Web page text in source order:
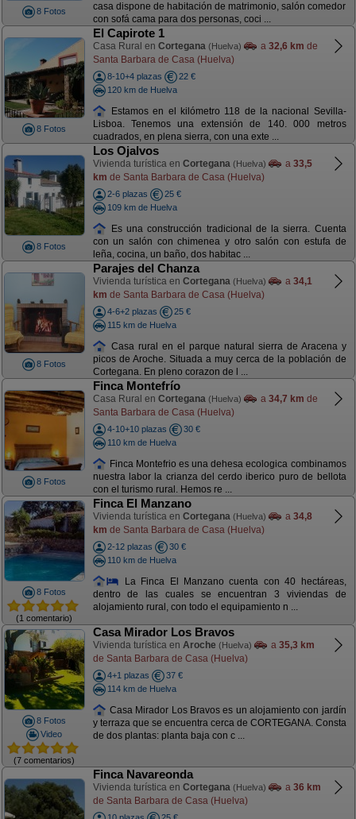
8 Fotos
casa dispone de habitación de matrimonio, salón comedor
con sofá cama para dos personas, coci ...
8 Fotos
El Capirote 1
Casa Rural en Cortegana (Huelva) a 32,6 km de
Santa Barbara de Casa (Huelva)
8-10+4 plazas
22 €
120 km de Huelva
Estamos en el kilómetro 118 de la nacional Sevilla-
Lisboa. Tenemos una extensión de 140. 000 metros
cuadrados, en plena sierra, con una exte ...
8 Fotos
Los Ojalvos
Vivienda turística en Cortegana (Huelva) a 33,5
km de Santa Barbara de Casa (Huelva)
2-6 plazas
25 €
109 km de Huelva
Es una construcción tradicional de la sierra. Cuenta
con un salón con chimenea y otro salón con estufa de
leña, cocina, un baño, dos habitac ...
8 Fotos
Parajes del Chanza
Vivienda turística en Cortegana (Huelva) a 34,1
km de Santa Barbara de Casa (Huelva)
4-6+2 plazas
25 €
115 km de Huelva
Casa rural en el parque natural sierra de Aracena y
picos de Aroche. Situada a muy cerca de la población de
Cortegana. En pleno corazon de l ...
8 Fotos
Finca Montefrío
Casa Rural en Cortegana (Huelva) a 34,7 km de
Santa Barbara de Casa (Huelva)
4-10+10 plazas
30 €
110 km de Huelva
Finca Montefrio es una dehesa ecologica combinamos
nuestra labor la crianza del cerdo iberico puro de bellota
con el turismo rural. Hemos re ...
8 Fotos
(1 comentario)
Finca El Manzano
Vivienda turística en Cortegana (Huelva) a 34,8
km de Santa Barbara de Casa (Huelva)
2-12 plazas
30 €
110 km de Huelva
La Finca El Manzano cuenta con 40 hectáreas,
dentro de las cuales se encuentran 3 viviendas de
alojamiento rural, con todo el equipamiento n ...
8 Fotos
Video
(7 comentarios)
Casa Mirador Los Bravos
Vivienda turística en Aroche (Huelva) a 35,3 km
de Santa Barbara de Casa (Huelva)
4+1 plazas
37 €
114 km de Huelva
Casa Mirador Los Bravos es un alojamiento con jardín
y terraza que se encuentra cerca de CORTEGANA. Consta
de dos plantas: planta baja con c ...
Finca Navareonda
Vivienda turística en Cortegana (Huelva) a 36 km
de Santa Barbara de Casa (Huelva)